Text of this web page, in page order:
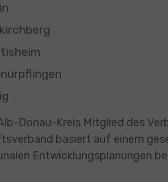
Donau-Kreis Mitglied des
basiert auf einem
Entwicklungsplanungen